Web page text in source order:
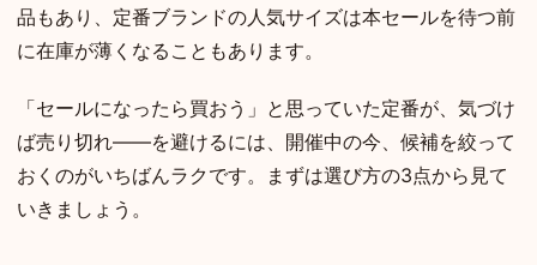
品もあり、定番ブランドの人気サイズは本セールを待つ前
に在庫が薄くなることもあります。
「セールになったら買おう」と思っていた定番が、気づけ
ば売り切れ——を避けるには、開催中の今、候補を絞って
おくのがいちばんラクです。まずは選び方の3点から見て
いきましょう。